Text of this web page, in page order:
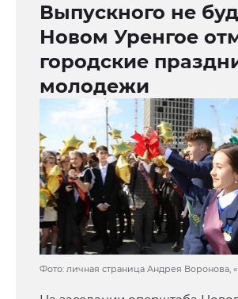
Выпускного не
Новом Уренгое
городские
молодежи
Фото: личная страница Андрея Воронова,